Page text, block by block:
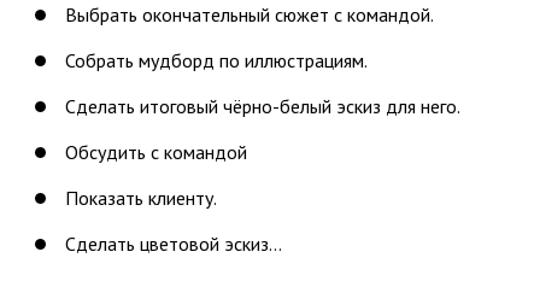
Выбрать окончательный сюжет с командой.
Собрать мудборд по иллюстрациям.
Сделать итоговый чёрно-белый эскиз для него.
Обсудить с командой
Показать клиенту.
Сделать цветовой эскиз…